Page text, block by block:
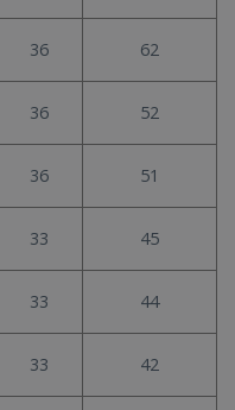
36 62
36 52
36 51
33 45
33 44
33 42